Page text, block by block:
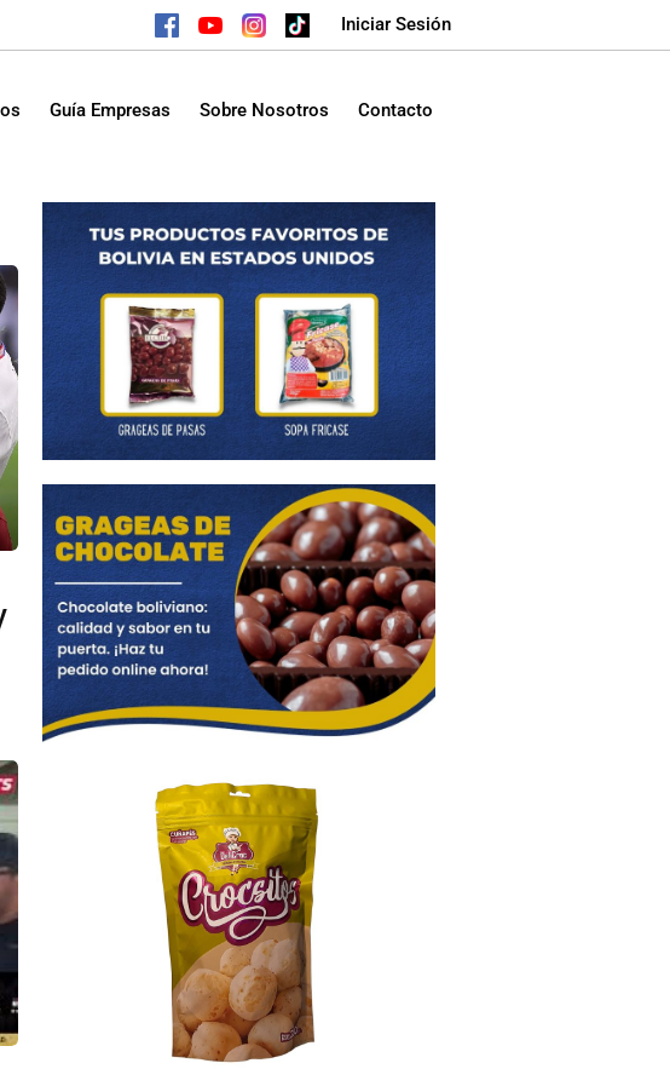
Iniciar Sesión
Guía Empresas Sobre Nosotros Contacto